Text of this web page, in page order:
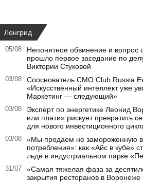
Лонгрид
05/08
Непонятное обвинение и
прошло первое заседание по
Виктории Стуковой
03/08
Сооснователь CMO Club Russia
«Искусственный интеллект уже
Маркетинг — следующий»
03/08
Эксперт по энергетике Леонид
или плати» рискует превратить
для нового инвестиционного
03/08
«Мы продаем не замороженную
потребления»: как «Айс в кубе»
льде в индустриальном парке
31/07
«Самая тяжелая фаза за
закрытия ресторанов в